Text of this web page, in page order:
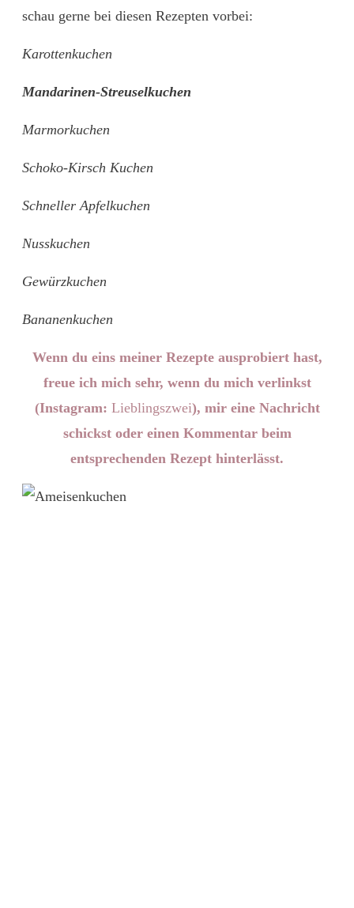
schau gerne bei diesen Rezepten vorbei:
Karottenkuchen
Mandarinen-Streuselkuchen
Marmorkuchen
Schoko-Kirsch Kuchen
Schneller Apfelkuchen
Nusskuchen
Gewürzkuchen
Bananenkuchen
Wenn du eins meiner Rezepte ausprobiert hast,
freue ich mich sehr, wenn du mich verlinkst
(Instagram: Lieblingszwei), mir eine Nachricht
schickst oder einen Kommentar beim
entsprechenden Rezept hinterlässt.